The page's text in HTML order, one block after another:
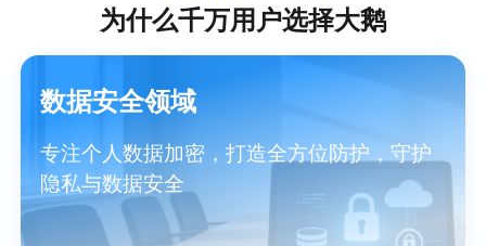
为什么千万用户选择大鹅
数据安全领域
专注个人数据加密，打造全方位防护，守护
隐私与数据安全